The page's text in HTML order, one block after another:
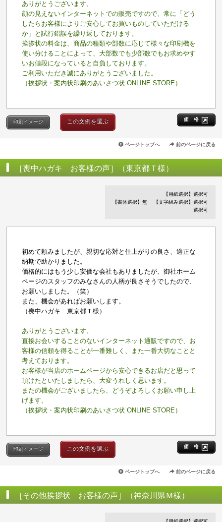
ありがとうございます。
顔の見えないインターネットでの販売ですので、常に「どう
したらお客様によりご安心してお買いものしていただける
か」と試行錯誤を繰り返しております。
挨拶状の料金は、商品の種類や部数に応じて様々な印刷機を
使い分けることによって、大部数でも少部数でもお求めやす
いお値段になっていると自負しております。
ご利用いただき誠にありがとうございました。
（挨拶状・案内状印刷のあいさつ状 ONLINE STORE）
価 格
印刷イメージ この文例を選ぶ
ページトップへ 前のページに戻る
［喪中ハガキ お客様の声］（東京都Ｔ様）
【用紙選択】選択可
【書体選択】無
【文字組み選択】選択可
選択可
初めて頼みましたが、親切な応対と仕上がりの良さ、適正な
納期で助かりました。
価格的にはもう少し安価な会社もありましたが、御社ホーム
ページのスタッフのみなさんの人柄が良さそうでしたので、
お願いしました。（笑）
また、機会があればお願いします。
（喪中ハガキ 東京都Ｔ様）
ありがとうございます。
直接お会いすることのないインターネット通販ですので、お
客様の信頼を得ることが一番難しく、また一番大切なことと
考えております。
お客様が当店のホームページから安心できるお店だと思って
頂けたといたしましたら、大変うれしく思います。
またの機会がございましたら、どうぞよろしくお願い申し上
げます。
（挨拶状・案内状印刷のあいさつ状 ONLINE STORE）
価 格
印刷イメージ この文例を選ぶ
ページトップへ 前のページに戻る
［その他挨拶状 お客様の声］（神奈川県Ｍ様）